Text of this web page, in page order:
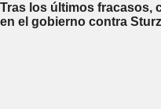
Tras los últimos fracasos,
en el gobierno contra